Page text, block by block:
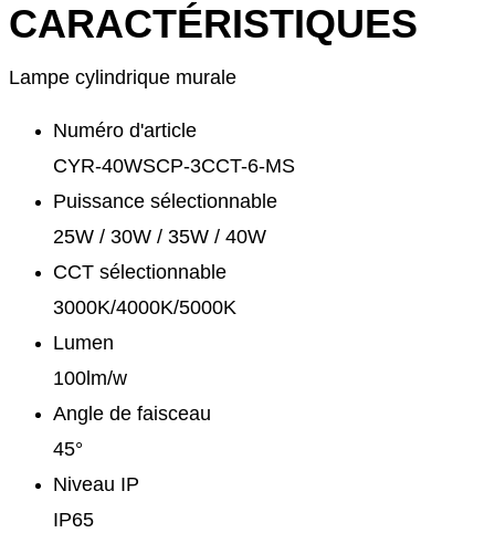
CARACTÉRISTIQUES
Lampe cylindrique murale
Numéro d'article
CYR-40WSCP-3CCT-6-MS
Puissance sélectionnable
25W / 30W / 35W / 40W
CCT sélectionnable
3000K/4000K/5000K
Lumen
100lm/w
Angle de faisceau
45°
Niveau IP
IP65